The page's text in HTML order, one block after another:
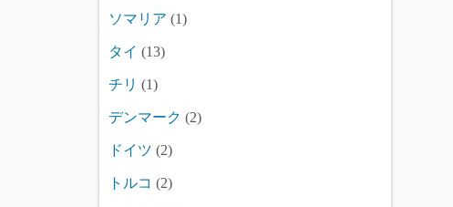
ソマリア (1)
タイ (13)
チリ (1)
デンマーク (2)
ドイツ (2)
トルコ (2)